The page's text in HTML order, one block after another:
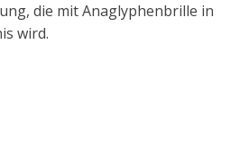
die mit Anaglyphenbrille in
wird.